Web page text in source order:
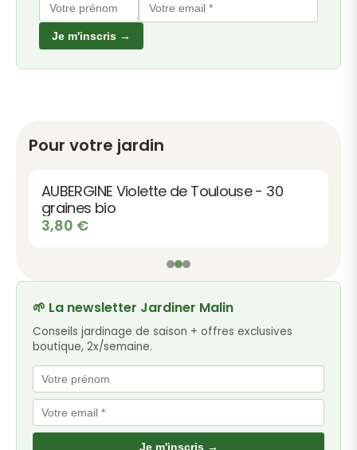
Je m'inscris →
Pour votre jardin
AUBERGINE Violette de Toulouse - 30
graines bio
3,80 €
🌱 La newsletter Jardiner Malin
Conseils jardinage de saison + offres exclusives
boutique, 2x/semaine.
Je m'inscris →